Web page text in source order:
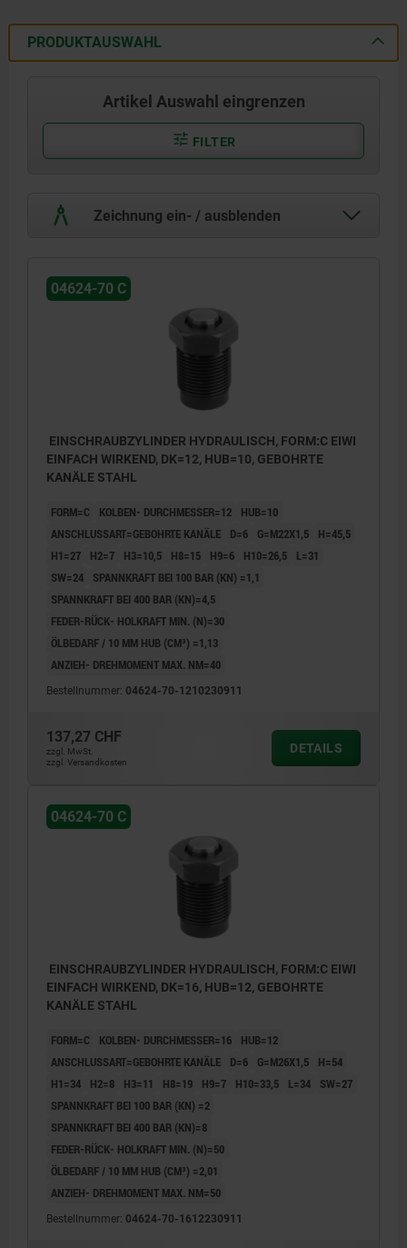
PRODUKTAUSWAHL
Artikel Auswahl eingrenzen
FILTER
Zeichnung ein- / ausblenden
04624-70 C
EINSCHRAUBZYLINDER HYDRAULISCH, FORM:C EIWI
EINFACH WIRKEND, DK=12, HUB=10, GEBOHRTE
KANÄLE STAHL
FORM=C KOLBEN- DURCHMESSER=12
HUB=10
ANSCHLUSSART=GEBOHRTE KANÄLE
D=6 G=M22X1,5
H=45,5
H1=27
H2=7 H3=10,5 H8=15 H9=6 H10=26,5
L=31
SW=24
SPANNKRAFT BEI 100 BAR (KN) =1,1
SPANNKRAFT BEI 400 BAR (KN)=4,5
FEDER-RÜCK- HOLKRAFT MIN. (N)=30
ÖLBEDARF / 10 MM HUB (CM³) =1,13
ANZIEH- DREHMOMENT MAX. NM=40
Bestellnummer: 04624-70-1210230911
137,27 CHF
zzgl. MwSt.
zzgl. Versandkosten
DETAILS
04624-70 C
EINSCHRAUBZYLINDER HYDRAULISCH, FORM:C EIWI
EINFACH WIRKEND, DK=16, HUB=12, GEBOHRTE
KANÄLE STAHL
FORM=C KOLBEN- DURCHMESSER=16
HUB=12
ANSCHLUSSART=GEBOHRTE KANÄLE
D=6 G=M26X1,5
H=54
H1=34
H2=8 H3=11 H8=19 H9=7 H10=33,5 L=34
SW=27
SPANNKRAFT BEI 100 BAR (KN) =2
SPANNKRAFT BEI 400 BAR (KN)=8
FEDER-RÜCK- HOLKRAFT MIN. (N)=50
ÖLBEDARF / 10 MM HUB (CM³) =2,01
ANZIEH- DREHMOMENT MAX. NM=50
Bestellnummer: 04624-70-1612230911